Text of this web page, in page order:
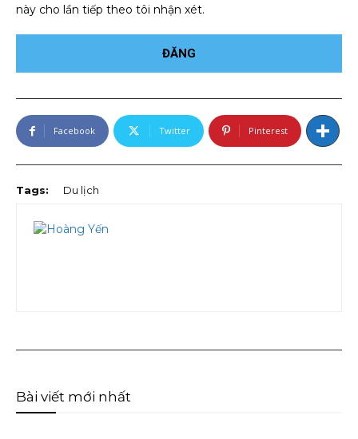
này cho lần tiếp theo tôi nhận xét.
Facebook Twitter Pinterest
Tags: Du lịch
Bài viết mới nhất